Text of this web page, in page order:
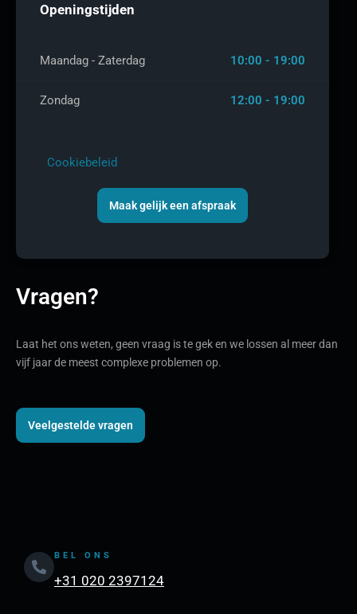
Openingstijden
Maandag - Zaterdag 10:00 - 19:00
Zondag 12:00 - 19:00
Cookiebeleid
Maak gelijk een afspraak
Vragen?
Laat het ons weten, geen vraag is te gek en we lossen al meer dan
vijf jaar de meest complexe problemen op.
Veelgestelde vragen
BEL ONS
+31 020 2397124